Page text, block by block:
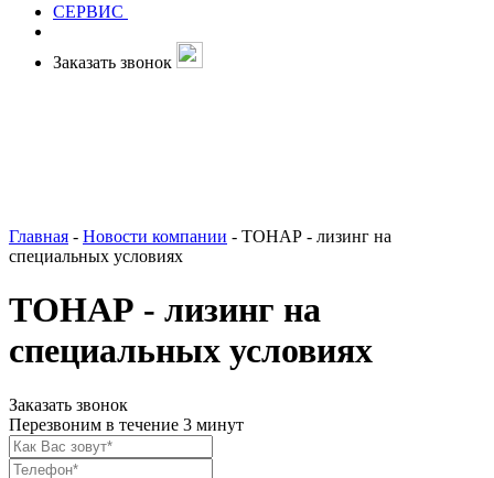
СЕРВИС
Заказать звонок
Главная - Новости компании - ТОНАР - лизинг на
специальных условиях
ТОНАР - лизинг на
специальных условиях
Заказать звонок
Перезвоним в течение 3 минут